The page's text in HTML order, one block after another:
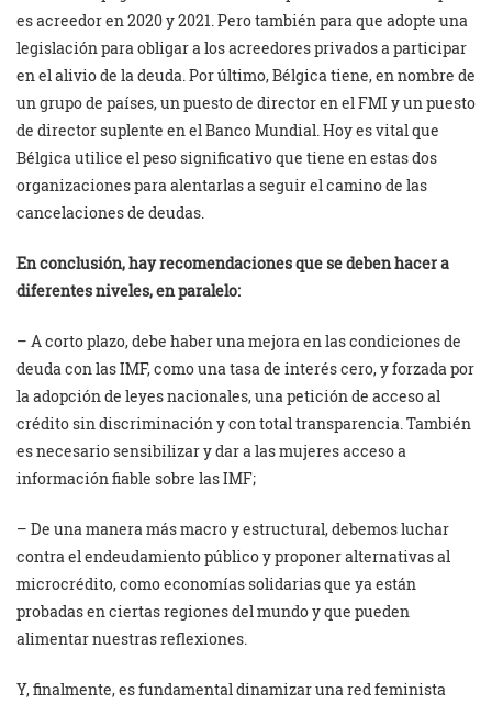
es acreedor en 2020 y 2021. Pero también para que adopte una
legislación para obligar a los acreedores privados a participar
en el alivio de la deuda. Por último, Bélgica tiene, en nombre de
un grupo de países, un puesto de director en el FMI y un puesto
de director suplente en el Banco Mundial. Hoy es vital que
Bélgica utilice el peso significativo que tiene en estas dos
organizaciones para alentarlas a seguir el camino de las
cancelaciones de deudas.
En conclusión, hay recomendaciones que se deben hacer a
diferentes niveles, en paralelo:
– A corto plazo, debe haber una mejora en las condiciones de
deuda con las IMF, como una tasa de interés cero, y forzada por
la adopción de leyes nacionales, una petición de acceso al
crédito sin discriminación y con total transparencia. También
es necesario sensibilizar y dar a las mujeres acceso a
información fiable sobre las IMF;
– De una manera más macro y estructural, debemos luchar
contra el endeudamiento público y proponer alternativas al
microcrédito, como economías solidarias que ya están
probadas en ciertas regiones del mundo y que pueden
alimentar nuestras reflexiones.
Y, finalmente, es fundamental dinamizar una red feminista